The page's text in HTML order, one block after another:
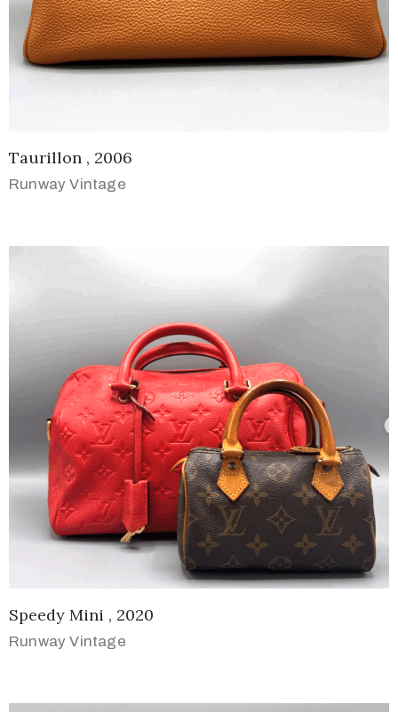
Taurillon , 2006
Runway Vintage
Speedy Mini , 2020
Runway Vintage